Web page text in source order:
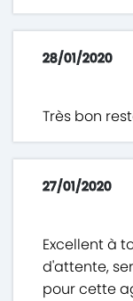
28/01/2020
Très bon
27/01/2020
Excellent à
d'attente,
pour cette